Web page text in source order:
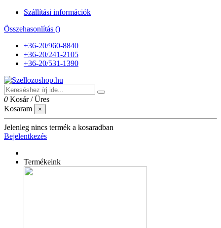
Szállítási információk
Összehasonlítás ()
+36-20/960-8840
+36-20/241-2105
+36-20/531-1390
0 Kosár /Üres
Kosaram
×
Jelenleg nincs termék a kosaradban
Bejelentkezés
Termékeink